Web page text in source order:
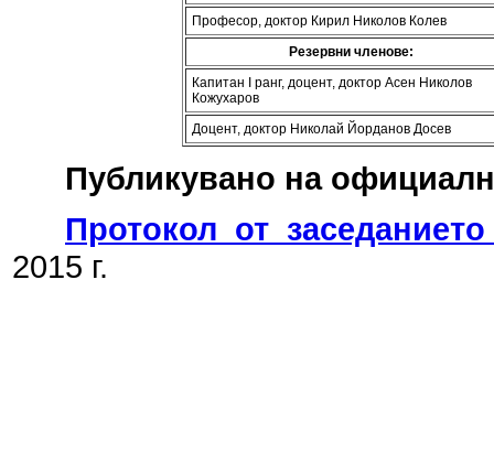
Професор, доктор Кирил Николов Колев
Резервни членове:
Капитан І ранг, доцент, доктор Асен Николов
Кожухаров
Доцент, доктор Николай Йорданов Досев
Публикувано на
Протокол от
2015 г.